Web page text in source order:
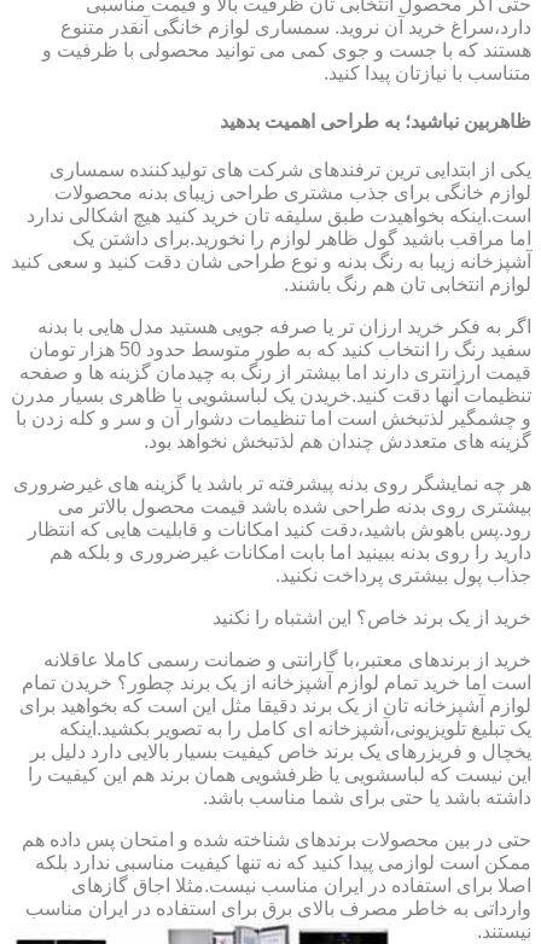
دارد،سراغ خرید آن نروید. سمساری لوازم خانگی آنقدر متنوع
هستند که با جست و جوی کمی می توانید محصولی با ظرفیت و
متناسب با نیازتان پیدا کنید.
ظاهربین نباشید؛ به طراحی اهمیت بدهید
یکی از ابتدایی ترین ترفندهای شرکت های تولیدکننده سمساری
لوازم خانگی برای جذب مشتری طراحی زیبای بدنه محصولات
است.اینکه بخواهیدت طبق سلیقه تان خرید کنید هیچ اشکالی ندارد
اما مراقب باشید گول ظاهر لوازم را نخورید.برای داشتن یک
آشپزخانه زیبا به رنگ بدنه و نوع طراحی شان دقت کنید و سعی کنید
لوازم انتخابی تان هم رنگ باشند.
اگر به فکر خرید ارزان تر یا صرفه جویی هستید مدل هایی با بدنه
سفید رنگ را انتخاب کنید که به طور متوسط حدود 50 هزار تومان
قیمت ارزانتری دارند اما بیشتر از رنگ به چیدمان گزینه ها و صفحه
تنظیمات آنها دقت کنید.خریدن یک لباسشویی با ظاهری بسیار مدرن
و چشمگیر لذتبخش است اما تنظیمات دشوار آن و سر و کله زدن با
گزینه های متعددش چندان هم لذتبخش نخواهد بود.
هر چه نمایشگر روی بدنه پیشرفته تر باشد یا گزینه های غیرضروری
بیشتری روی بدنه طراحی شده باشد قیمت محصول بالاتر می
رود.پس باهوش باشید،دقت کنید امکانات و قابلیت هایی که انتظار
دارید را روی بدنه ببینید اما بابت امکانات غیرضروری و بلکه هم
جذاب پول بیشتری پرداخت نکنید.
خرید از یک برند خاص؟ این اشتباه را نکنید
خرید از برندهای معتبر،با گارانتی و ضمانت رسمی کاملا عاقلانه
است اما خرید تمام لوازم آشپزخانه از یک برند چطور؟ خریدن تمام
لوازم آشپزخانه تان از یک برند دقیقا مثل این است که بخواهید برای
یک تبلیغ تلویزیونی،آشپزخانه ای کامل را به تصویر بکشید.اینکه
یخچال و فریزرهای یک برند خاص کیفیت بسیار بالایی دارد دلیل بر
این نیست که لباسشویی یا ظرفشویی همان برند هم این کیفیت را
داشته باشد یا حتی برای شما مناسب باشد.
حتی در بین محصولات برندهای شناخته شده و امتحان پس داده هم
ممکن است لوازمی پیدا کنید که نه تنها کیفیت مناسبی ندارد بلکه
اصلا برای استفاده در ایران مناسب نیست.مثلا اجاق گازهای
وارداتی به خاطر مصرف بالای برق برای استفاده در ایران مناسب
نیستند.